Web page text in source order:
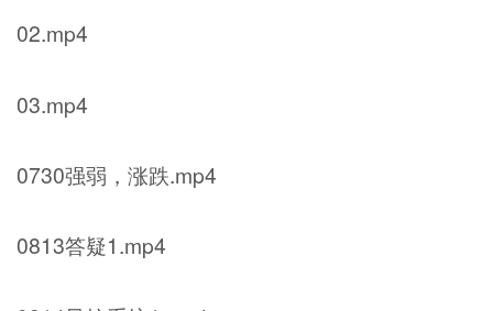
02.mp4
03.mp4
0730强弱，涨跌.mp4
0813答疑1.mp4